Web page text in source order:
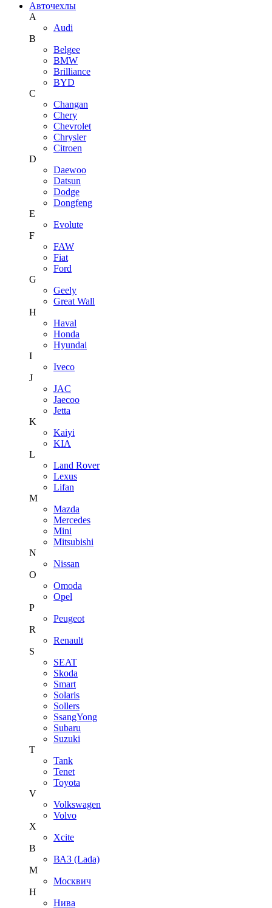
Авточехлы
A
Audi
B
Belgee
BMW
Brilliance
BYD
C
Changan
Chery
Chevrolet
Chrysler
Citroen
D
Daewoo
Datsun
Dodge
Dongfeng
E
Evolute
F
FAW
Fiat
Ford
G
Geely
Great Wall
H
Haval
Honda
Hyundai
I
Iveco
J
JAC
Jaecoo
Jetta
K
Kaiyi
KIA
L
Land Rover
Lexus
Lifan
M
Mazda
Mercedes
Mini
Mitsubishi
N
Nissan
O
Omoda
Opel
P
Peugeot
R
Renault
S
SEAT
Skoda
Smart
Solaris
Sollers
SsangYong
Subaru
Suzuki
T
Tank
Tenet
Toyota
V
Volkswagen
Volvo
X
Xcite
В
ВАЗ (Lada)
М
Москвич
Н
Нива